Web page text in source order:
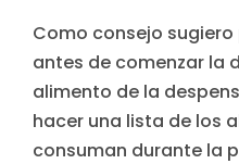
Como consejo
antes de comenzar la
alimento de la
hacer una lista de los
consuman durante la